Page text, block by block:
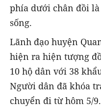
phía dưới chân đồi
sống.
Lãnh đạo huyện
hiện ra hiện tượng
10 hộ dân với 38
Người dân đã khóa
chuyển đi từ hôm 5/